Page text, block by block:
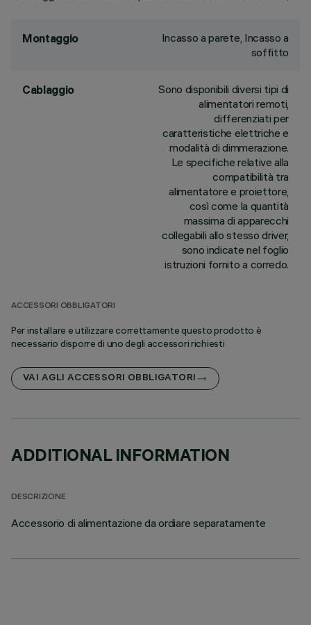
Montaggio
Incasso a parete, Incasso a
soffitto
Cablaggio
Sono disponibili diversi tipi di
alimentatori remoti,
differenziati per
caratteristiche elettriche e
modalità di dimmerazione.
Le specifiche relative alla
compatibilità tra
alimentatore e proiettore,
così come la quantità
massima di apparecchi
collegabili allo stesso driver,
sono indicate nel foglio
istruzioni fornito a corredo.
ACCESSORI OBBLIGATORI
Per installare e utilizzare correttamente questo prodotto è
necessario disporre di uno degli accessori richiesti
VAI AGLI ACCESSORI OBBLIGATORI
ADDITIONAL INFORMATION
DESCRIZIONE
Accessorio di alimentazione da ordiare separatamente